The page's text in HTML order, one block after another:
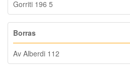
Gorriti 196 5
Borras
Av Alberdi 112